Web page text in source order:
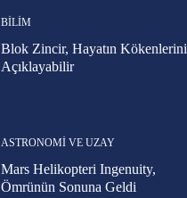
BILIM
Blok Zincir, Hayatın Kökenlerini
Açıklayabilir
ASTRONOMI VE UZAY
Mars Helikopteri Ingenuity,
Ömrünün Sonuna Geldi